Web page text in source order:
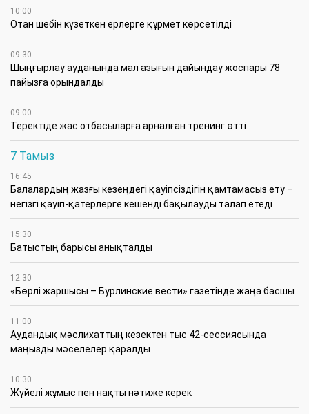
10:00
Отан шебін күзеткен ерлерге құрмет көрсетілді
09:30
​Шыңғырлау ауданында мал азығын дайындау жоспары 78
пайызға орындалды
09:00
​Теректіде жас отбасыларға арналған тренинг өтті
7 Тамыз
16:45
Балалардың жазғы кезеңдегі қауіпсіздігін қамтамасыз ету –
негізгі қауіп-қатерлерге кешенді бақылауды талап етеді
15:30
Батыстың барысы анықталды
12:30
«Бөрлі жаршысы – Бурлинские вести» газетінде жаңа басшы
11:00
Аудандық мәслихаттың кезектен тыс 42-сессиясында
маңызды мәселелер қаралды
10:30
Жүйелі жұмыс пен нақты нәтиже керек